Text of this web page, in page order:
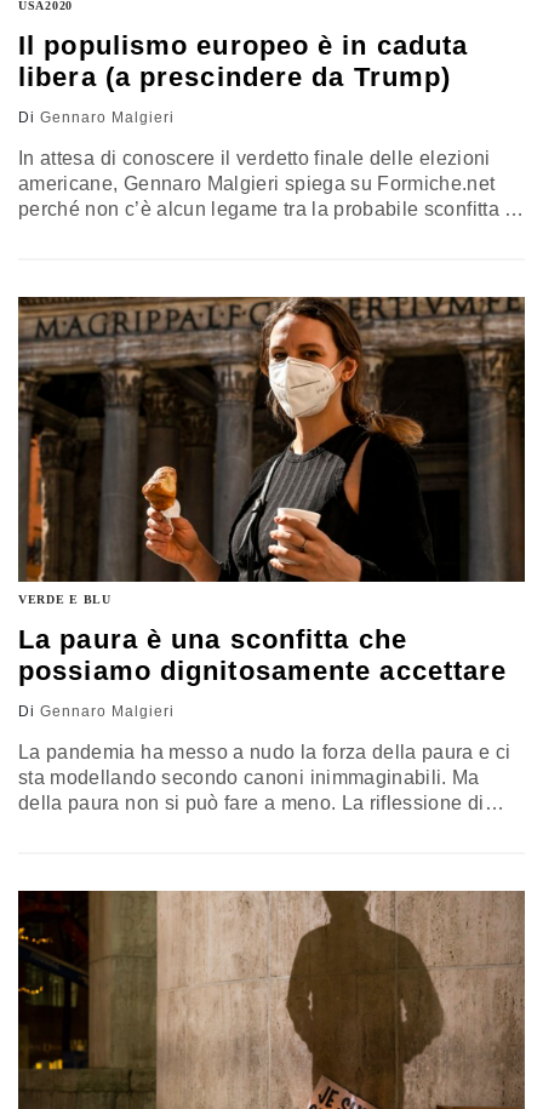
USA2020
Il populismo europeo è in caduta
libera (a prescindere da Trump)
Di Gennaro Malgieri
In attesa di conoscere il verdetto finale delle elezioni
americane, Gennaro Malgieri spiega su Formiche.net
perché non c’è alcun legame tra la probabile sconfitta di
VERDE E BLU
La paura è una sconfitta che
possiamo dignitosamente accettare
Di Gennaro Malgieri
La pandemia ha messo a nudo la forza della paura e ci
sta modellando secondo canoni inimmaginabili. Ma
della paura non si può fare a meno. La riflessione di